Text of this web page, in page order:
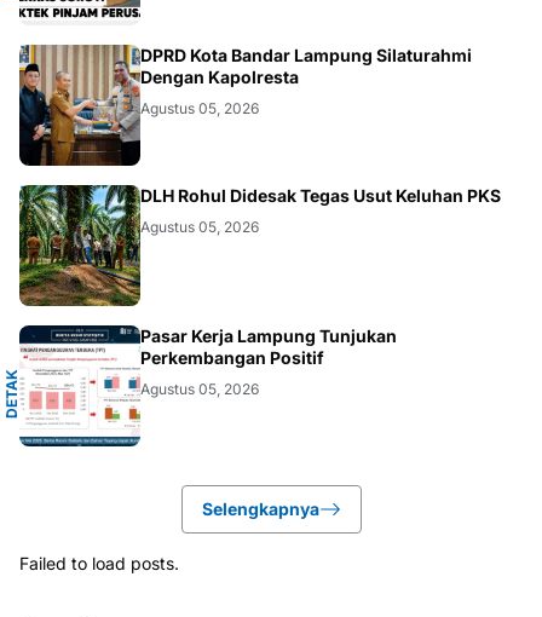
DAERAH
DPRD Kota Bandar Lampung Silaturahmi
Dengan Kapolresta
Agustus 05, 2026
DAERAH DLH Rohul Didesak Tegas Usut Keluhan PKS
Agustus 05, 2026
D
E
T
A
K
N
U
S
A
N
T
A
RA
Pasar Kerja Lampung Tunjukan
Perkembangan Positif
Agustus 05, 2026
Selengkapnya
Failed to load posts.